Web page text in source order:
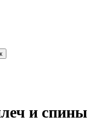
и спины